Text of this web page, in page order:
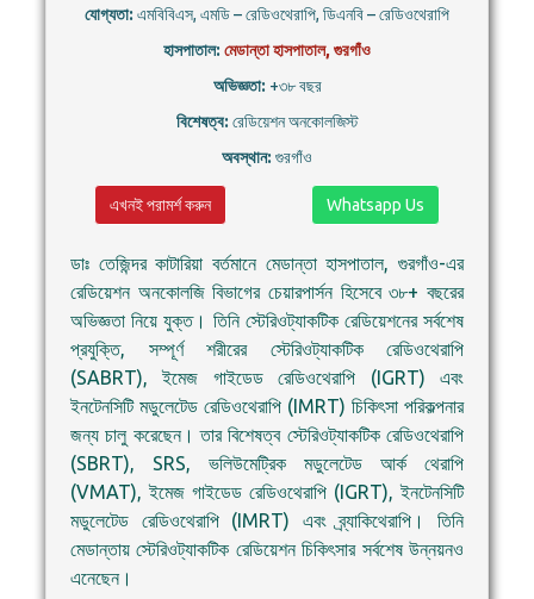
যোগ্যতা: এমবিবিএস, এমডি – রেডিওথেরাপি, ডিএনবি – রেডিওথেরাপি
হাসপাতাল: মেডান্তা হাসপাতাল, গুরগাঁও
অভিজ্ঞতা: +৩৮ বছর
বিশেষত্ব: রেডিয়েশন অনকোলজিস্ট
অবস্থান: গুরগাঁও
এখনই পরামর্শ করুন Whatsapp Us
ডাঃ তেজিন্দর কাটারিয়া বর্তমানে মেডান্তা হাসপাতাল, গুরগাঁও-এর
রেডিয়েশন অনকোলজি বিভাগের চেয়ারপার্সন হিসেবে ৩৮+ বছরের
অভিজ্ঞতা নিয়ে যুক্ত। তিনি স্টেরিওট্যাকটিক রেডিয়েশনের সর্বশেষ
প্রযুক্তি, সম্পূর্ণ শরীরের স্টেরিওট্যাকটিক রেডিওথেরাপি
(SABRT), ইমেজ গাইডেড রেডিওথেরাপি (IGRT) এবং
ইনটেনসিটি মডুলেটেড রেডিওথেরাপি (IMRT) চিকিৎসা পরিকল্পনার
জন্য চালু করেছেন। তার বিশেষত্ব স্টেরিওট্যাকটিক রেডিওথেরাপি
(SBRT), SRS, ভলিউমেট্রিক মডুলেটেড আর্ক থেরাপি
(VMAT), ইমেজ গাইডেড রেডিওথেরাপি (IGRT), ইনটেনসিটি
মডুলেটেড রেডিওথেরাপি (IMRT) এবং ব্র্যাকিথেরাপি। তিনি
মেডান্তায় স্টেরিওট্যাকটিক রেডিয়েশন চিকিৎসার সর্বশেষ উন্নয়নও
এনেছেন।